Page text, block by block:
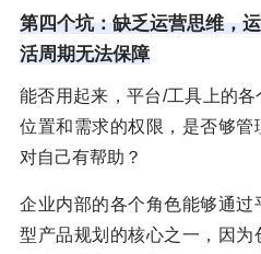
第四个坑：缺乏运营思维，
活周期无法保障
能否用起来，平台/工具上的
位置和需求的权限，是否够
对自己有帮助？
企业内部的各个角色能够通
型产品规划的核心之一，因